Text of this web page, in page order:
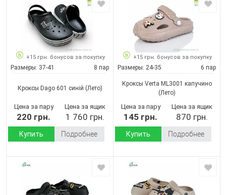
+15 грн. бонусов за покупку
Размеры: 37-41 8 пар
Кроксы Dago 601 синій (Лето)
Цена за пару
220 грн.
Цена за ящик
1 760 грн.
Купить Подробнее
+15 грн. бонусов за покупку
Размеры: 24-35 6 пар
Кроксы Verta ML3001 капучино
(Лето)
Цена за пару
145 грн.
Цена за ящик
870 грн.
Купить Подробнее